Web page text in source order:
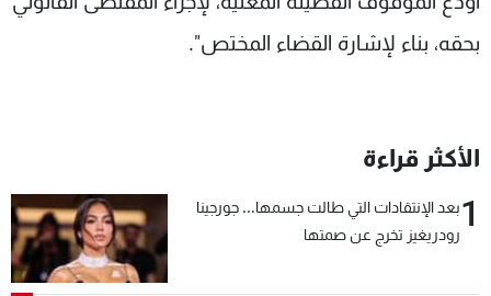
بحقه، بناء لإشارة القضاء المختص".
الأكثر قراءة
1بعد الإنتقادات التي طالت جسمها... جورجينا
رودريغيز تخرج عن صمتها